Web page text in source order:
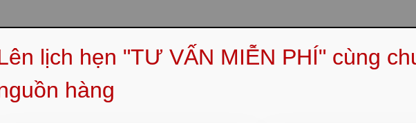
“Check-in” 5 xưởng sỉ túi xách tại Quảng Châu RẺ, ĐẸP
lịch hẹn "TƯ VẤN MIỄN PHÍ" cùng
hàng